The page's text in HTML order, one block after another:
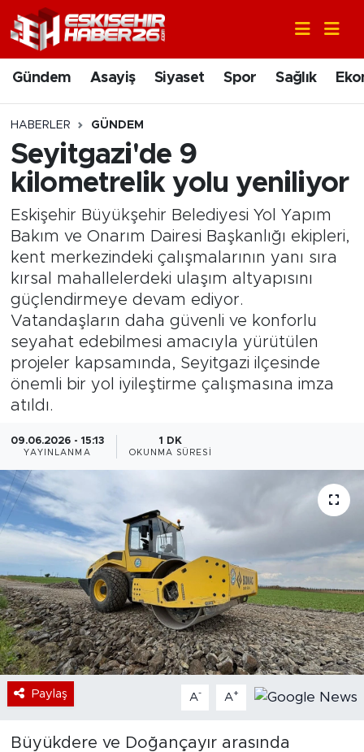
Gündem Asayiş Siyaset Spor Sağlık
HABERLER GÜNDEM
Seyitgazi'de 9
kilometrelik yolu yeniliyor
Eskişehir Büyükşehir Belediyesi Yol Yapım
Bakım ve Onarım Dairesi Başkanlığı ekipleri,
kent merkezindeki çalışmalarının yanı sıra
kırsal mahallelerdeki ulaşım altyapısını
güçlendirmeye devam ediyor.
Vatandaşların daha güvenli ve konforlu
seyahat edebilmesi amacıyla yürütülen
projeler kapsamında, Seyitgazi ilçesinde
önemli bir yol iyileştirme çalışmasına imza
atıldı.
09.06.2026 - 15:13
YAYINLANMA
1 DK
OKUNMA SÜRESI
Paylaş A- A+
Büyükdere ve Doğançayır arasında
Gündem
Asayiş
Siyaset
Spor
Sağlık
Ekonomi
Sanat
Bölge
Teknoloji
Magazin
Dünya
Sektör
Nöbetçi Eczaneler
Hava Durumu
Trafik Durumu
Süper Lig Puan Durumu ve Fikstür
Tüm Manşetler
Son Dakika Haberleri
Haber Arşivi